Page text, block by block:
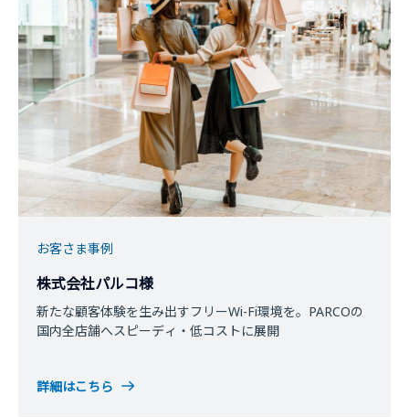
お客さま事例
株式会社パルコ様
新たな顧客体験を生み出すフリーWi-Fi環境を。PARCOの
国内全店舗へスピーディ・低コストに展開
詳細はこちら